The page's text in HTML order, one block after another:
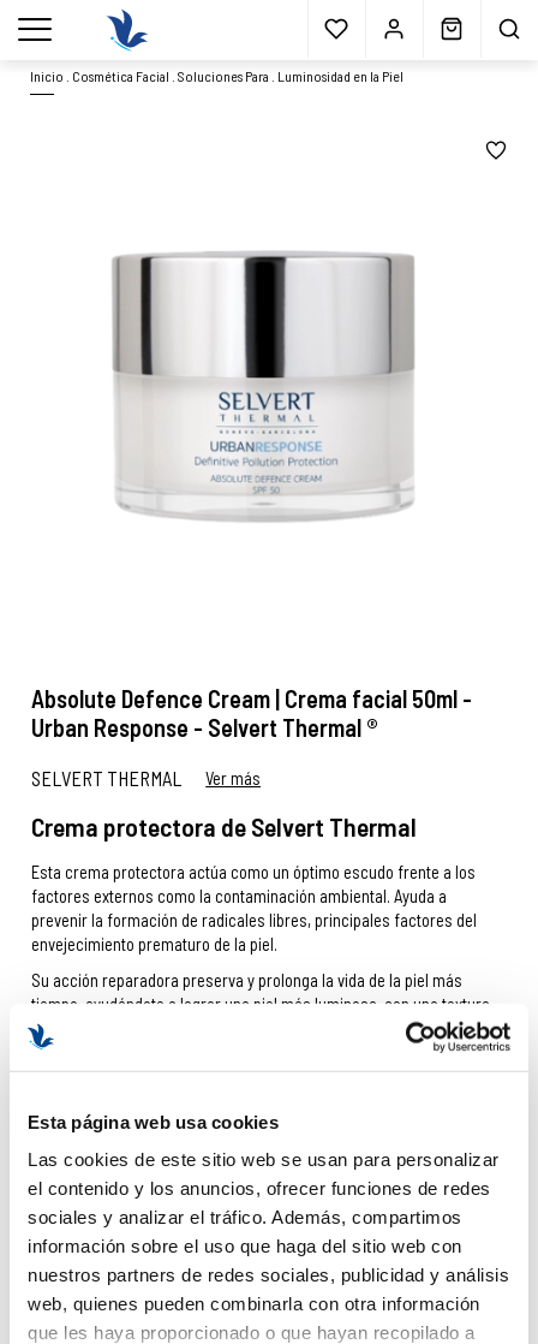
Esta página web usa cookies
Las cookies de este sitio web se usan para personalizar
el contenido y los anuncios, ofrecer funciones de redes
sociales y analizar el tráfico. Además, compartimos
información sobre el uso que haga del sitio web con
nuestros partners de redes sociales, publicidad y análisis
web, quienes pueden combinarla con otra información
que les haya proporcionado o que hayan recopilado a
Envío gratisa partir 40€* Muestras gratis Blog
menu
Inicio Cosmética Facial .Soluciones Para Luminosidad en la Piel
Absolute Defence Cream | Crema facial 50ml -
Urban Response - Selvert Thermal ®
SELVERT THERMAL Ver más
Crema protectora de Selvert Thermal
Esta crema protectora actúa como un óptimo escudo frente a los
factores externos como la contaminación ambiental. Ayuda a
prevenir la formación de radicales libres, principales factores del
envejecimiento prematuro de la piel.
Su acción reparadora preserva y prolonga la vida de la piel más
tiempo, ayudándote a lograr una piel más luminosa, con una textura
suave, aterciopelada y más protegida.
Ups, este producto ha sido
descatalogado.
¿Quieres que te enseñemos
cosméticos similares?